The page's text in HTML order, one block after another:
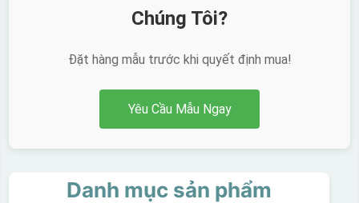
Chúng Tôi?
Đặt hàng mẫu trước khi quyết định mua!
Yêu Cầu Mẫu Ngay
Danh mục sản phẩm